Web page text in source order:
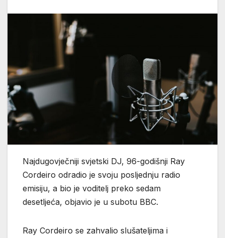
Najdugovječniji svjetski DJ, 96-godišnji Ray
Cordeiro odradio je svoju posljednju radio
emisiju, a bio je voditelj preko sedam
desetljeća, objavio je u subotu BBC.
Ray Cordeiro se zahvalio slušateljima i